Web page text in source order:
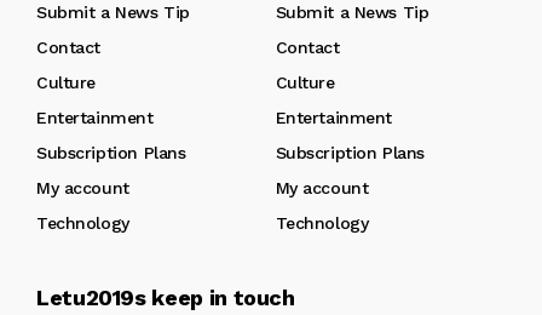
Submit a News Tip
Submit a News Tip
Contact
Contact
Culture
Culture
Entertainment
Entertainment
Subscription Plans
Subscription Plans
My account
My account
Technology
Technology
Letu2019s keep in touch